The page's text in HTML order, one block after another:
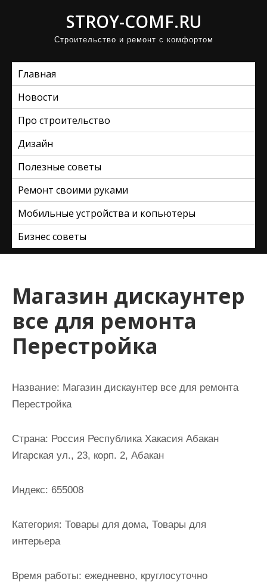
STROY-COMF.RU
Строительство и ремонт с комфортом
Главная
Новости
Про строительство
Дизайн
Полезные советы
Ремонт своими руками
Мобильные устройства и копьютеры
Бизнес советы
Магазин дискаунтер
все для ремонта
Перестройка
Название: Магазин дискаунтер все для ремонта
Перестройка
Страна: Россия Республика Хакасия Абакан
Игарская ул., 23, корп. 2, Абакан
Индекс: 655008
Категория: Товары для дома, Товары для
интерьера
Время работы: ежедневно, круглосуточно